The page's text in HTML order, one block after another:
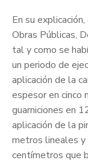
En su
Obras Públicas,
tal y como se
un periodo de
aplicación de la
espesor en cinco
guarniciones en
aplicación de la
metros lineales y
centímetros que